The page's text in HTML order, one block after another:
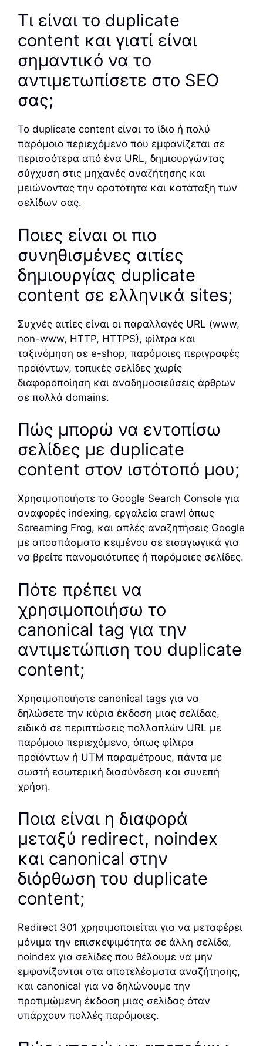
Τι είναι το duplicate
content και γιατί είναι
σημαντικό να το
αντιμετωπίσετε στο SEO
σας;
Το duplicate content είναι το ίδιο ή πολύ
παρόμοιο περιεχόμενο που εμφανίζεται σε
περισσότερα από ένα URL, δημιουργώντας
σύγχυση στις μηχανές αναζήτησης και
μειώνοντας την ορατότητα και κατάταξη των
σελίδων σας.
Ποιες είναι οι πιο
συνηθισμένες αιτίες
δημιουργίας duplicate
content σε ελληνικά sites;
Συχνές αιτίες είναι οι παραλλαγές URL (www,
non-www, HTTP, HTTPS), φίλτρα και
ταξινόμηση σε e-shop, παρόμοιες περιγραφές
προϊόντων, τοπικές σελίδες χωρίς
διαφοροποίηση και αναδημοσιεύσεις άρθρων
σε πολλά domains.
Πώς μπορώ να εντοπίσω
σελίδες με duplicate
content στον ιστότοπό μου;
Χρησιμοποιήστε το Google Search Console για
αναφορές indexing, εργαλεία crawl όπως
Screaming Frog, και απλές αναζητήσεις Google
με αποσπάσματα κειμένου σε εισαγωγικά για
να βρείτε πανομοιότυπες ή παρόμοιες σελίδες.
Πότε πρέπει να
χρησιμοποιήσω το
canonical tag για την
αντιμετώπιση του duplicate
content;
Χρησιμοποιήστε canonical tags για να
δηλώσετε την κύρια έκδοση μιας σελίδας,
ειδικά σε περιπτώσεις πολλαπλών URL με
παρόμοιο περιεχόμενο, όπως φίλτρα
προϊόντων ή UTM παραμέτρους, πάντα με
σωστή εσωτερική διασύνδεση και συνεπή
χρήση.
Ποια είναι η διαφορά
μεταξύ redirect, noindex
και canonical στην
διόρθωση του duplicate
content;
Redirect 301 χρησιμοποιείται για να μεταφέρει
μόνιμα την επισκεψιμότητα σε άλλη σελίδα,
noindex για σελίδες που θέλουμε να μην
εμφανίζονται στα αποτελέσματα αναζήτησης,
και canonical για να δηλώνουμε την
προτιμώμενη έκδοση μιας σελίδας όταν
υπάρχουν πολλές παρόμοιες.